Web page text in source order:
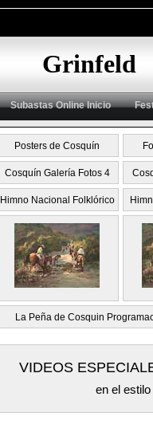
Grinfeld
Subastas Online Inicio
Posters de Cosquín
Cosquín Galería Fotos 4
Himno Nacional Folklórico
La Peña de Cosquin
VIDEOS
en el